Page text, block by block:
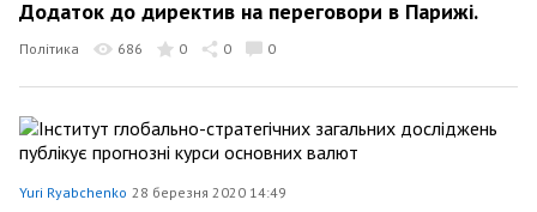
Додаток до директив на переговори в Парижі.
Політика 686 0 0 0
Yuri Ryabchenko 28 березня 2020 14:49